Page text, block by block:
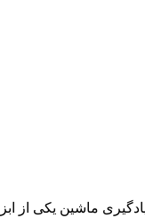
ماشین یکی از